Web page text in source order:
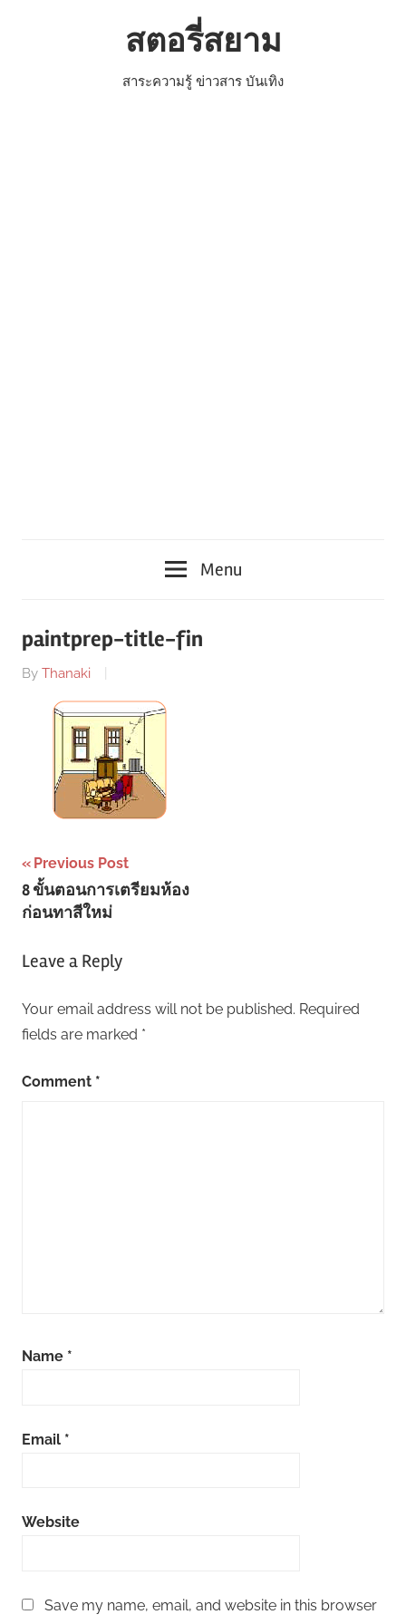
สตอรี่สยาม
สาระความรู้ ข่าวสาร บันเทิง
Menu
paintprep-title-fin
By Thanaki
Post
navigation
Previous Post
8 ขั้นตอนการเตรียมห้อง
ก่อนทาสีใหม่
Leave a Reply
Your email address will not be published. Required
fields are marked *
Comment *
Name *
Email *
Website
Save my name, email, and website in this browser